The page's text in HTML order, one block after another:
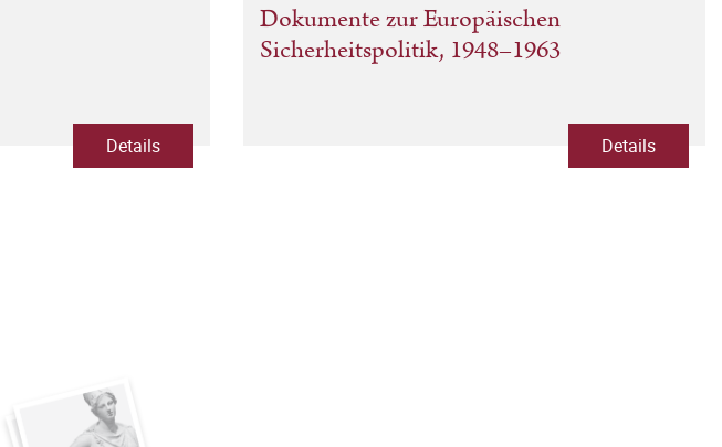
Details
Dokumente zur Europäischen
Sicherheitspolitik, 1948–1963
Details